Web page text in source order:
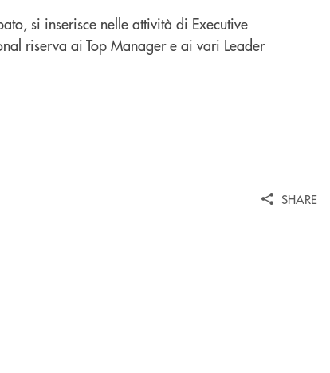
si inserisce nelle attività di Executive
riserva ai Top Manager e ai vari Leader
SHARE